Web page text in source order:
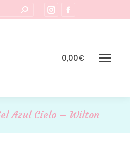
Instagram
page
new
page
in
0,00€
Azul Cielo – Wilton